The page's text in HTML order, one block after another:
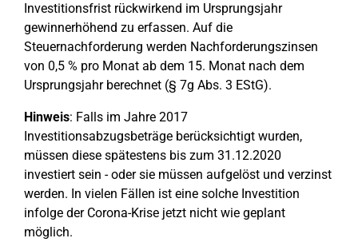
Investitionsfrist rückwirkend im Ursprungsjahr
gewinnerhöhend zu erfassen. Auf die
Steuernachforderung werden Nachforderungszinsen
von 0,5 % pro Monat ab dem 15. Monat nach dem
Ursprungsjahr berechnet (§ 7g Abs. 3 EStG).
Hinweis: Falls im Jahre 2017
Investitionsabzugsbeträge berücksichtigt wurden,
müssen diese spätestens bis zum 31.12.2020
investiert sein - oder sie müssen aufgelöst und verzinst
werden. In vielen Fällen ist eine solche Investition
infolge der Corona-Krise jetzt nicht wie geplant
möglich.